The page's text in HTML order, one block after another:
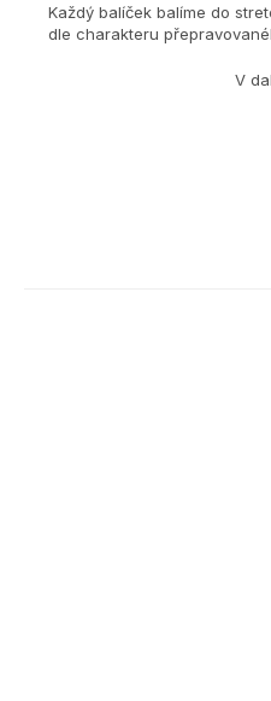
Každý balíček balíme do
dle charakteru
V